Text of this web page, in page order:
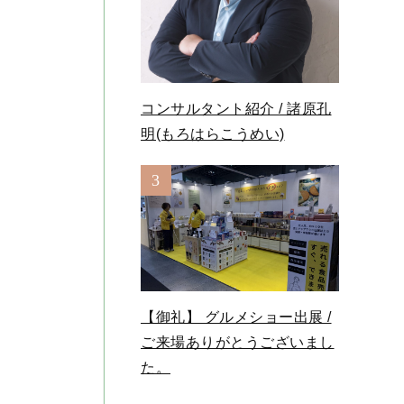
コンサルタント紹介 / 諸原孔
明(もろはらこうめい)
3
【御礼】 グルメショー出展 /
ご来場ありがとうございまし
た。